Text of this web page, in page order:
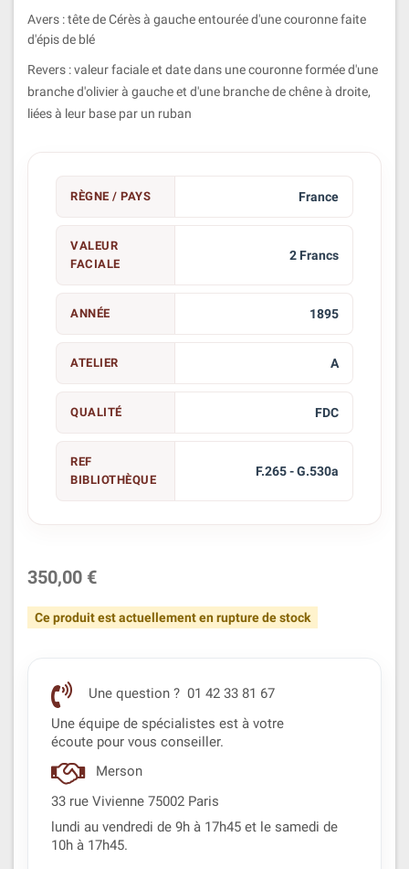
Avers : tête de Cérès à gauche entourée d'une couronne faite
d'épis de blé
Revers : valeur faciale et date dans une couronne formée d'une
branche d'olivier à gauche et d'une branche de chêne à droite,
liées à leur base par un ruban
RÈGNE / PAYS France
VALEUR
FACIALE
2 Francs
ANNÉE 1895
ATELIER A
QUALITÉ FDC
REF
BIBLIOTHÈQUE
F.265 - G.530a
350,00 €
Ce produit est actuellement en rupture de stock
Une question ? 01 42 33 81 67
Une équipe de spécialistes est à votre
écoute pour vous conseiller.
Merson
33 rue Vivienne 75002 Paris
lundi au vendredi de 9h à 17h45 et le samedi de
10h à 17h45.